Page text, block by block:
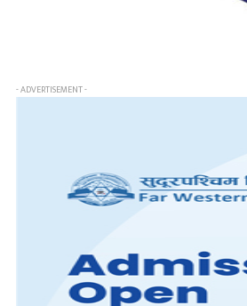
- ADVERTISEMENT -